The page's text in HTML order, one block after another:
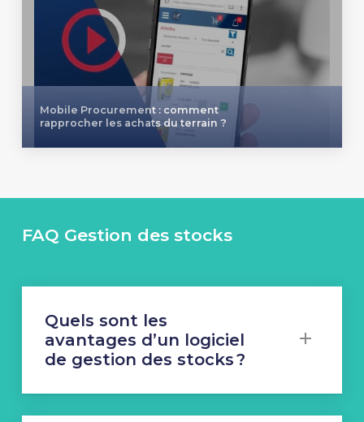
Mobile Procurement : comment
rapprocher les achats du terrain ?
FAQ Gestion des stocks
Quels sont les
avantages d’un logiciel
de gestion des stocks ?
de stocks a pour avantage de: